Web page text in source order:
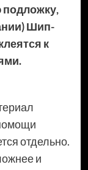
Шип-
к
отдельно.
и